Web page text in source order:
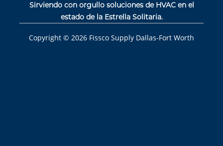
Sirviendo con orgullo soluciones de HVAC en el
estado de la Estrella Solitaria.
Copyright © 2026 Fissco Supply Dallas-Fort Worth